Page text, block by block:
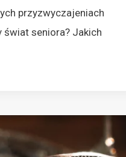
przyzwyczajeniach
seniora? Jakich